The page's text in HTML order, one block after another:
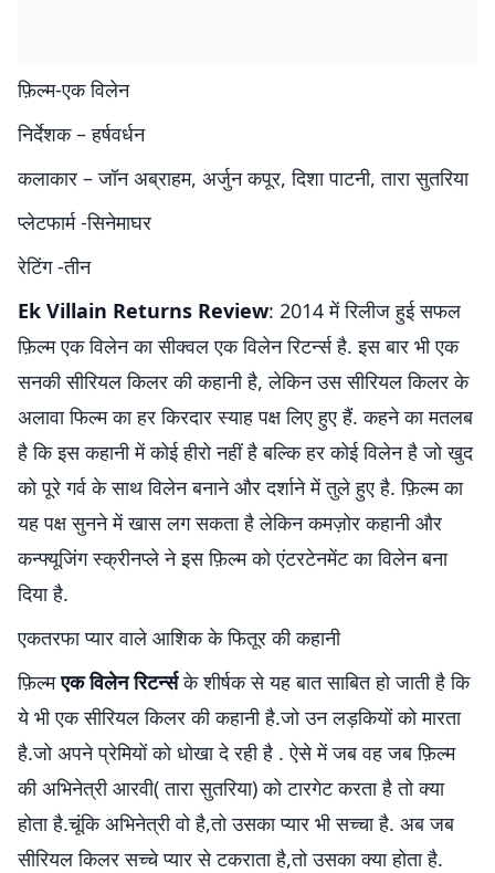
फ़िल्म-एक विलेन
निर्देशक – हर्षवर्धन
कलाकार – जॉन अब्राहम, अर्जुन कपूर, दिशा पाटनी, तारा सुतरिया
प्लेटफार्म -सिनेमाघर
रेटिंग -तीन
Ek Villain Returns Review: 2014 में रिलीज हुई सफल
फ़िल्म एक विलेन का सीक्वल एक विलेन रिटर्न्स है. इस बार भी एक
सनकी सीरियल किलर की कहानी है, लेकिन उस सीरियल किलर के
अलावा फिल्म का हर किरदार स्याह पक्ष लिए हुए हैं. कहने का मतलब
है कि इस कहानी में कोई हीरो नहीं है बल्कि हर कोई विलेन है जो खुद
को पूरे गर्व के साथ विलेन बनाने और दर्शाने में तुले हुए है. फ़िल्म का
यह पक्ष सुनने में खास लग सकता है लेकिन कमज़ोर कहानी और
कन्फ्यूजिंग स्क्रीनप्ले ने इस फ़िल्म को एंटरटेनमेंट का विलेन बना
दिया है.
एकतरफा प्यार वाले आशिक के फितूर की कहानी
फ़िल्मएक विलेन रिटर्न्सके शीर्षक से यह बात साबित हो जाती है कि
ये भी एक सीरियल किलर की कहानी है.जो उन लड़कियों को मारता
है.जो अपने प्रेमियों को धोखा दे रही है . ऐसे में जब वह जब फ़िल्म
की अभिनेत्री आरवी( तारा सुतरिया) को टारगेट करता है तो क्या
होता है.चूंकि अभिनेत्री वो है,तो उसका प्यार भी सच्चा है. अब जब
सीरियल किलर सच्चे प्यार से टकराता है,तो उसका क्या होता है.